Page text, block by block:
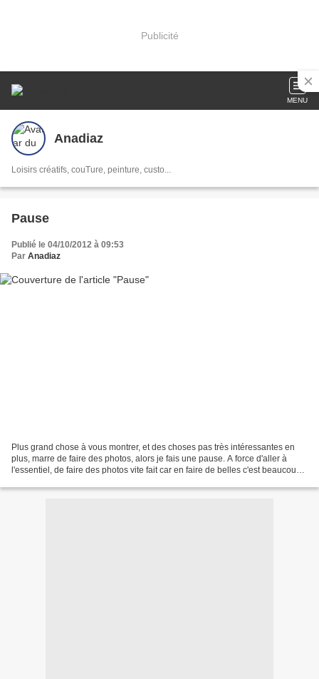
Publicité
MENU
Anadiaz
Loisirs créatifs, couTure, peinture, custo...
Pause
Publié le 04/10/2012 à 09:53
Par Anadiaz
Plus grand chose à vous montrer, et des choses pas très intéressantes en
plus, marre de faire des photos, alors je fais une pause. A force d'aller à
l'essentiel, de faire des photos vite fait car en faire de belles c'est beaucoup